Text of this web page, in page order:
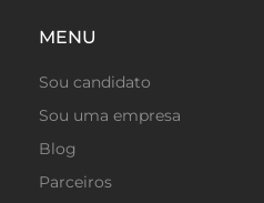
MENU
Sou candidato
Sou uma empresa
Blog
Parceiros